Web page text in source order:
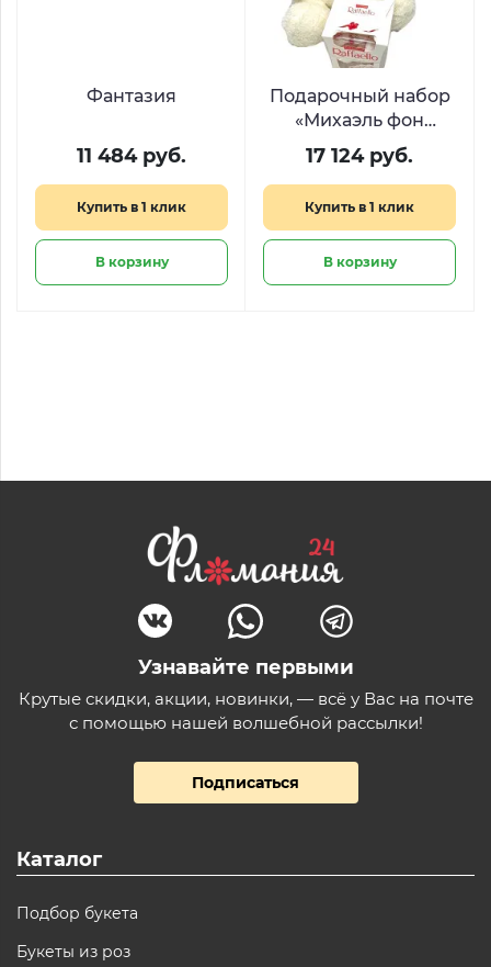
Фантазия
11 484 руб.
Купить в 1 клик
В корзину
Подарочный набор
«Михаэль фон
Розен»
17 124 руб.
Купить в 1 клик
В корзину
Узнавайте первыми
Крутые скидки, акции, новинки, — всё у Вас на почте
с помощью нашей волшебной рассылки!
Подписаться
Каталог
Подбор букета
Букеты из роз